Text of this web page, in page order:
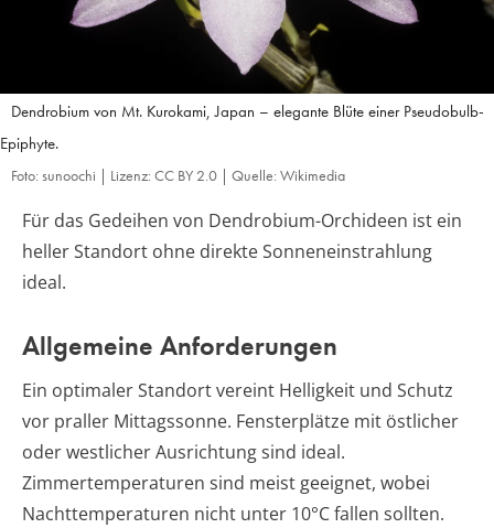
Dendrobium von Mt. Kurokami, Japan – elegante Blüte einer Pseudobulb-
Epiphyte.
Foto: sunoochi | Lizenz: CC BY 2.0 | Quelle: Wikimedia
Für das Gedeihen von Dendrobium-Orchideen ist ein
heller Standort ohne direkte Sonneneinstrahlung
ideal.
Allgemeine Anforderungen
Ein optimaler Standort vereint Helligkeit und Schutz
vor praller Mittagssonne. Fensterplätze mit östlicher
oder westlicher Ausrichtung sind ideal.
Zimmertemperaturen sind meist geeignet, wobei
Nachttemperaturen nicht unter 10°C fallen sollten.